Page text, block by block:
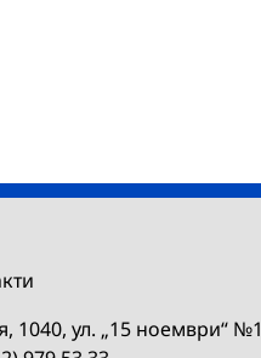
1040, ул. „15 ноември“ №1